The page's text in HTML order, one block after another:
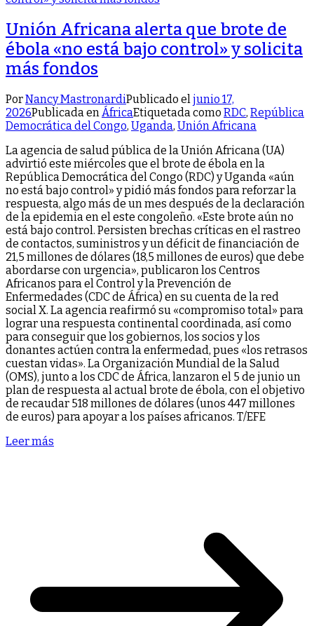
Unión Africana alerta que brote de
ébola «no está bajo control» y solicita
más fondos
PorNancy MastronardiPublicado eljunio 17,
2026Publicada enÁfricaEtiquetada como RDC, República
Democrática del Congo, Uganda, Unión Africana
La agencia de salud pública de la Unión Africana (UA)
advirtió este miércoles que el brote de ébola en la
República Democrática del Congo (RDC) y Uganda «aún
no está bajo control» y pidió más fondos para reforzar la
respuesta, algo más de un mes después de la declaración
de la epidemia en el este congoleño. «Este brote aún no
está bajo control. Persisten brechas críticas en el rastreo
de contactos, suministros y un déficit de financiación de
21,5 millones de dólares (18,5 millones de euros) que debe
abordarse con urgencia», publicaron los Centros
Africanos para el Control y la Prevención de
Enfermedades (CDC de África) en su cuenta de la red
social X. La agencia reafirmó su «compromiso total» para
lograr una respuesta continental coordinada, así como
para conseguir que los gobiernos, los socios y los
donantes actúen contra la enfermedad, pues «los retrasos
cuestan vidas». La Organización Mundial de la Salud
(OMS), junto a los CDC de África, lanzaron el 5 de junio un
plan de respuesta al actual brote de ébola, con el objetivo
de recaudar 518 millones de dólares (unos 447 millones
de euros) para apoyar a los países africanos. T/EFE
Leer más